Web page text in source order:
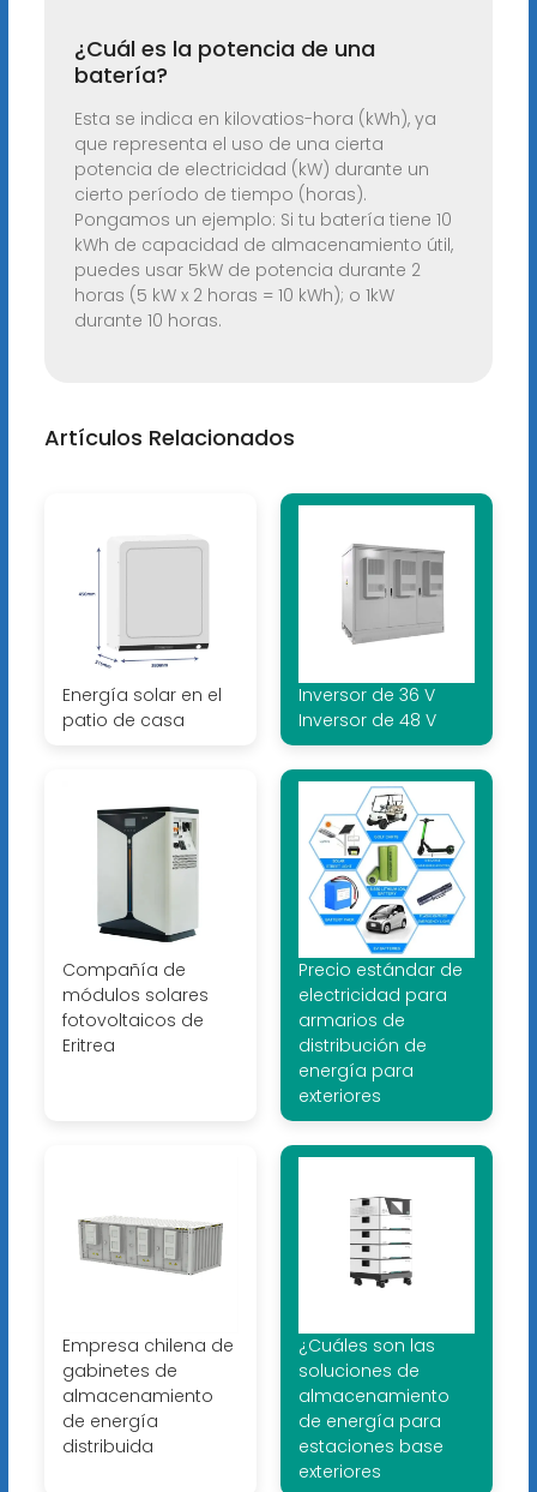
¿Cuál es la potencia de una
batería?
Esta se indica en kilovatios-hora (kWh), ya
que representa el uso de una cierta
potencia de electricidad (kW) durante un
cierto período de tiempo (horas).
Pongamos un ejemplo: Si tu batería tiene 10
kWh de capacidad de almacenamiento útil,
puedes usar 5kW de potencia durante 2
horas (5 kW x 2 horas = 10 kWh); o 1kW
durante 10 horas.
Artículos Relacionados
Energía solar en el
patio de casa
Inversor de 36 V
Inversor de 48 V
Compañía de
módulos solares
fotovoltaicos de
Eritrea
Precio estándar de
electricidad para
armarios de
distribución de
energía para
exteriores
Empresa chilena de
gabinetes de
almacenamiento
de energía
distribuida
¿Cuáles son las
soluciones de
almacenamiento
de energía para
estaciones base
exteriores